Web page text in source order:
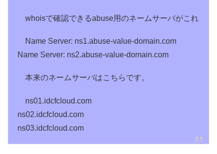
whoisで確認できるabuse用のネームサーバがこれ
Name Server: ns1.abuse-value-domain.com
Name Server: ns2.abuse-value-domain.com
本来のネームサーバはこちらです。
ns01.idcfcloud.com
ns02.idcfcloud.com
ns03.idcfcloud.com